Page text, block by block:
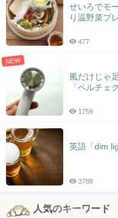
せいろでモ
り温野菜プ
477
NEW
風だけじゃ
「ペルチェ
1759
英語「dim
3788
人気のキーワード